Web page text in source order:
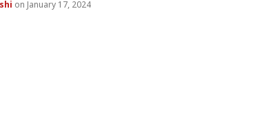
January 17, 2024